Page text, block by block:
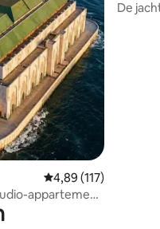
Gemiddelde
4,89 (117)
appartement
De